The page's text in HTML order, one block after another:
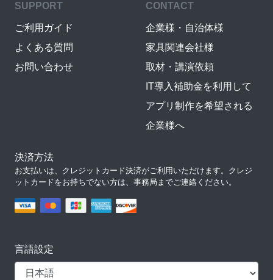
SUPPORT
ご利用ガイド
よくある質問
お問い合わせ
CONTACT
企業様・自治体様
家具関連会社様
取材・講演依頼
IT導入補助金を利用して
アプリ制作を希望される
企業様へ
決済方法
お支払いは、クレジットカード決済がご利用いただけます。クレジ
ットカードをお持ちでない方は、事務局までご連絡ください。
言語設定